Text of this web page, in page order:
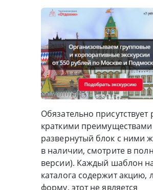
Обязательно присутствует
краткими
развернутый блок с ними
в наличии, смотрите в
версии). Каждый шаблон
каталога содержит акцию,
форму, этот не является